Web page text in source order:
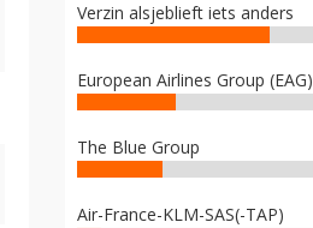
Verzin alsjeblieft iets anders
European Airlines Group (EAG)
The Blue Group
Air-France-KLM-SAS(-TAP)